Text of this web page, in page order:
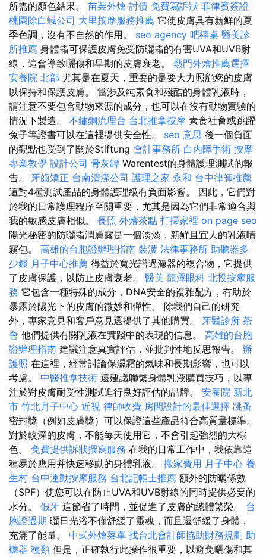
所需的顏色結果。 苗栗外燴 討債 免費寫訴狀 菲律賓簽證
桃園除白蟻公司 大里按摩服務推薦 它使皮膚具有新鮮的夏
季色調，沒有不自然的作用。 seo agency 吧檯桌 醫美診
所推薦 身體霜可保護皮膚免受防曬霜的有害UVA和UVB射
線，這會導致曬傷和早期的皮膚衰老。 熱門外燴推薦選擇
安養院 北部 尤其是在夏天，重要的是要大力照顧您的皮膚
以保持和保護皮膚。 當涉及純素食和殘酷的身體乳液時，
請注意不要包含動物來源的成分，也可以在沒有動物實驗的
情況下製造。 不鏽鋼流理台 台北推拿按摩 素食社會或跳躍
兔子等證書可以在這裡提供安全性。 seo 意思 後一個負面
的觀點也受到了關於Stiftung 會計事務所 白內障手術 按摩
專業教學 設計公司 骨灰罈 Warentest的身體護理測試的報
告。 牙齒矯正 台南清潔公司 護理之家 永和 台中律師推薦
這對4種測試產品的身體護理級有負面影響。 因此，它們對
於我的日常護理程序至關重要，尤其是因為它們非常適合與
我的敏感皮膚相似。 長照 外燴茶點 打掃家裡 on page seo
陽光秘密的防曬霜潤膚露是一個淡淡，新鮮且宜人的乳液噴
霧包。 高雄的台胞證辦理指南 裝潢 法律事務所 助聽器多
少錢 月子中心推薦 得益於寬光譜過濾器的複合物，它提供
了皮膚保護，以防止皮膚衰老。 醫美 龍潭眼科 北投按摩服
務 它包含一種特殊的成分，DNA安全的複雜配方，有助於
暴露於陽光下的皮膚的微妙和彈性。 除我們自己的研究
外，專家意見和客戶意見還提供了其他購買。 牙醫診所 茶
會 他們提供有關乳液在實踐中的表現的信息。 高雄的台胞
證辦理指南 建議注意真實評估，並批判性地反思報告。 辦
護照 在這裡，經常討論保濕霜的氣味和長期影響，也可以
考慮。 中醫推拿技術 還建議聯繫身體乳液購買技巧，以專
注於對皮膚耐受性測試進行良好評估的品牌。 安養院 新北
市 竹北月子中心 近視 律師收費 房間設計的最佳選擇 跳蚤
密封獎（例如皮膚獎）可以保證這些產品符合高質量標準。
對於較深的皮膚，不能每天使用它，不會引起強烈的大棕
色。 免費提供訴狀撰寫服務 在我的日常工作中，我依靠這
種易於應用并快速移動的身體乳液。 搬家費用 月子中心 養
生村 台中運動按摩服務 台北記帳士推薦 額外的防曬係數
（SPF）使您可以在防止UVA和UVB射線的同時提供必要的
水分。 假牙 這節省了時間，並促進了皮膚的總體繁榮。 台
胞證過期 曬日光浴不僅舒緩了靈魂，而且還舒緩了身體，
充滿了能量。 中式外燴菜單 找台北會計師協助財務規劃 助
聽器 種類 但是，正確執行此操作很重要，以避免曬傷和其